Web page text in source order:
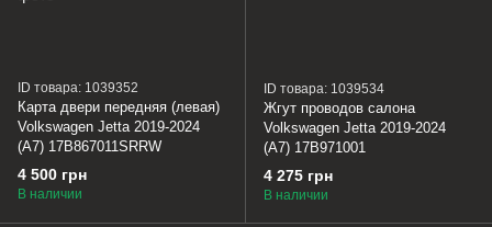
ID товара: 1039352
Карта двери передняя (левая)
Volkswagen Jetta 2019-2024
(A7) 17B867011SRRW
4 500 грн
В наличии
ID товара: 1039534
Жгут проводов салона
Volkswagen Jetta 2019-2024
(A7) 17B971001
4 275 грн
В наличии